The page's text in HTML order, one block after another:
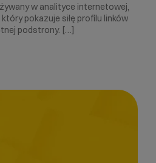
w analityce internetowej,
pokazuje siłę profilu linków
podstrony. […]